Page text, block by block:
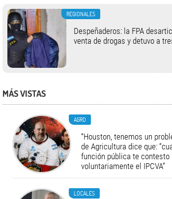
REGIONALES
Despeñaderos: la FPA
venta de drogas y detuvo a
MÁS VISTAS
AGRO
“Houston, tenemos un
de Agricultura dice que:
función pública te contesto
voluntariamente el IPCVA”
LOCALES